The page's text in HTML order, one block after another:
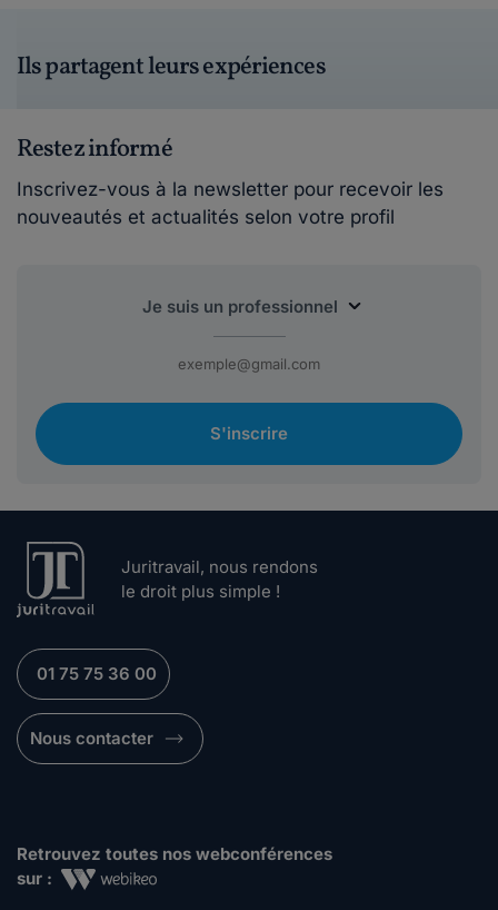
Ils partagent leurs expériences
Restez informé
Inscrivez-vous à la newsletter pour recevoir les
nouveautés et actualités selon votre profil
S'inscrire
Juritravail, nous rendons
le droit plus simple !
01 75 75 36 00
Nous contacter
Retrouvez toutes nos webconférences
sur :